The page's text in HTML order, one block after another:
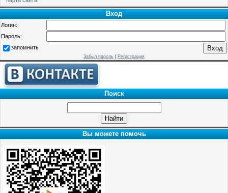
Вход
Логин:
Пароль:
запомнить
Забыл пароль Регистрация
Поиск
Вы можете помочь